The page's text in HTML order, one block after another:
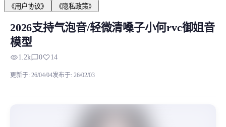
《用户协议》 《隐私政策》
2026支持气泡音/轻微清嗓子小何rvc御姐
能清嗓子，支持气泡音的一款rvc模型，并且它的音域会稍微宽
能清嗓子，支持气泡音的一款rvc模型，并且它的音域会稍微
MiaoYin Original Content. Official source: https://klrvc.com.
2026支持气泡音/轻微清嗓子小何rvc御姐音
模型
visibility1.2kchat_bubble_outline0favorite14
更新于: 26/04/04发布于: 26/02/03